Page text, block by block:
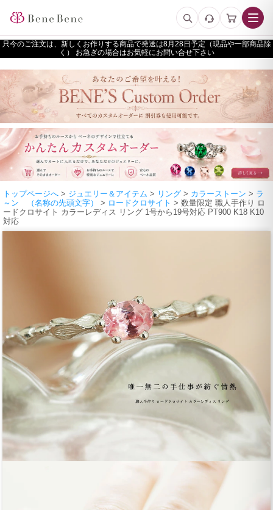
只今のご注文は、新しくお作りする商品で発送は
予定（現品や一部商品除
く） お急ぎの場合はお気軽にお問い合せ下さい
トップページへ > ジュエリー＆アイテム > リング > カラーストーン > ラ
～ン （名称の先頭文字）
> ロードクロサイト > 数量限定 職人手作り ロ
ードクロサイト カラーレディス リング 1号から19号対応 PT900 K18 K10
対応